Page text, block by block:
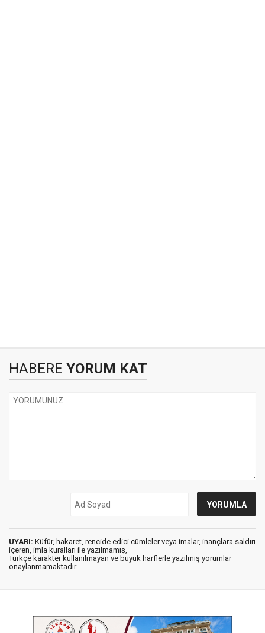
HABERE YORUM KAT
UYARI: Küfür, hakaret, rencide edici cümleler veya imalar, inançlara saldırı
içeren, imla kuralları ile yazılmamış,
Türkçe karakter kullanılmayan ve büyük harflerle yazılmış yorumlar
onaylanmamaktadır.